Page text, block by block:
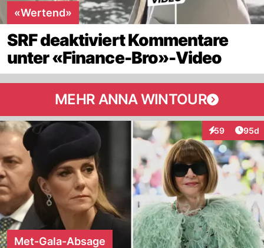
«Wertend»
SRF deaktiviert Kommentare
unter «Finance-Bro»-Video
MEHR ANNA WINTOUR
59
Interaktionen
95d
Met-Gala-Absage